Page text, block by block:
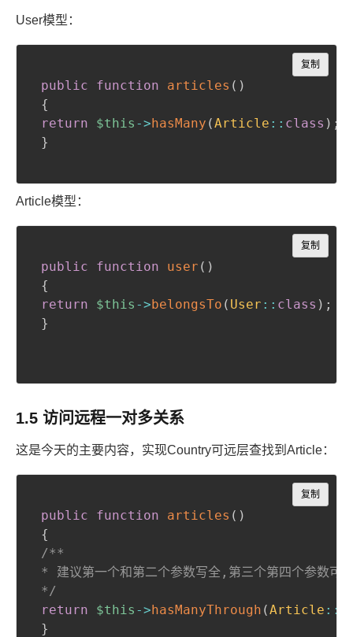
User模型：
public function articles ( )
{
return
$this ->hasMany (Article :: class ) ;
}
复制
Copy
Article模型：
public function user ( )
{
return
$this ->belongsTo ( User :: class ) ;
}
复制
Copy
1.5 访问远程一对多关系
这是今天的主要内容，实现Country可远层查找到Article：
public function articles ( )
{
/**
* 建议第一个和第二个参数写全,第三个第四个参数可
*/
return
$this ->hasManyThrough (Article ::
}
复制
Copy